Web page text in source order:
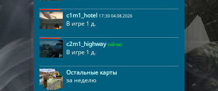
c1m1_hotel 17:30 04.08.2026
В игре 1 д.
c2m1_highway сейчас
В игре 1 д.
Остальные карты
за неделю